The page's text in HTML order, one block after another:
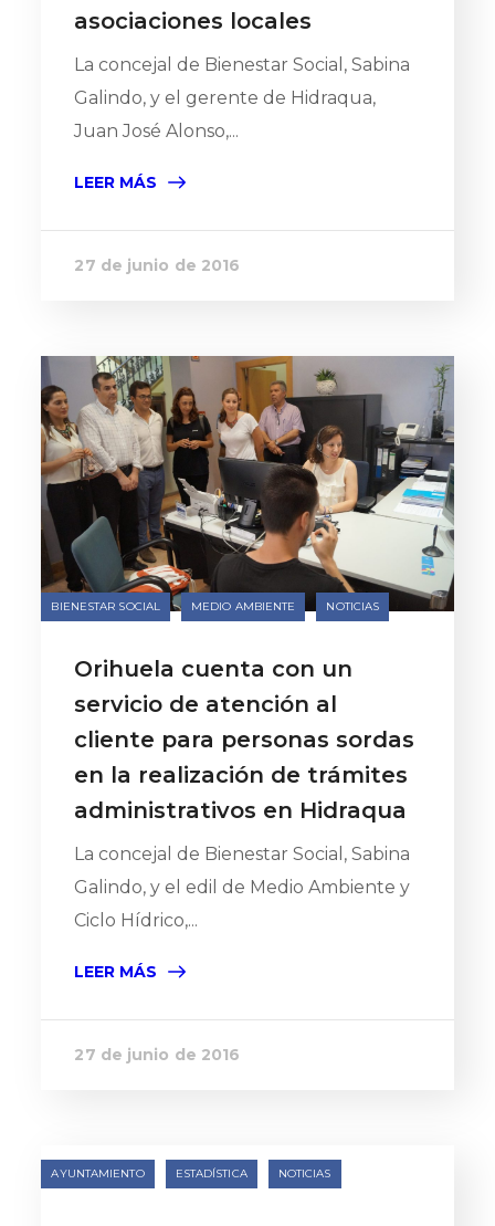
asociaciones locales
La concejal de Bienestar Social, Sabina
Galindo, y el gerente de Hidraqua,
Juan José Alonso,...
LEER MÁS
27 de junio de 2016
BIENESTAR SOCIAL MEDIO AMBIENTE NOTICIAS
Orihuela cuenta con un
servicio de atención al
cliente para personas sordas
en la realización de trámites
administrativos en Hidraqua
La concejal de Bienestar Social, Sabina
Galindo, y el edil de Medio Ambiente y
Ciclo Hídrico,...
LEER MÁS
27 de junio de 2016
AYUNTAMIENTO ESTADÍSTICA NOTICIAS